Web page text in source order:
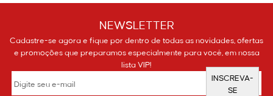
NEWSLETTER
Cadastre-se agora e fique por dentro de todas as novidades, ofertas
e promoções que preparamos especialmente para você, em nossa
lista VIP!
INSCREVA-
SE